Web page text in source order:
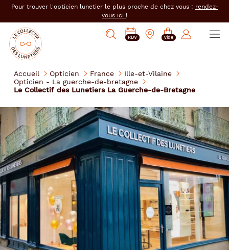
auPour trouver l'opticien lunetier le plus proche de chez vous : rendez-
vous ici !
Opticien
le
collectif
lunetiers
AfficherPRENDRE
RDV
Mon
magasin
Mes
vide
Mon
compte
connecter
Ouvrir
menu
Accueil Opticien France
Ille-et-Vilaine
Opticien - La guerche-de-bretagne
Le Collectif des Lunetiers La Guerche-de-Bretagne